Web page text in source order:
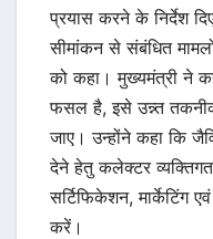
प्रयास करने के निर्देश
सीमांकन से संबंधित
को कहा। मुख्यमंत्री ने
फसल है, इसे उन्न्त
जाए। उन्होंने कहा कि
देने हेतु कलेक्टर
सर्टिफिकेशन, मार्केटिंग
करें।